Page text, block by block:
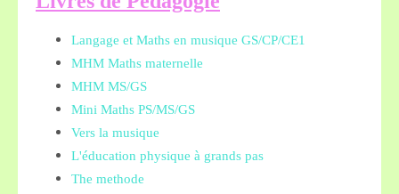
Langage et Maths en musique GS/CP/CE1
MHM Maths maternelle
MHM MS/GS
Mini Maths PS/MS/GS
Vers la musique
L'éducation physique à grands pas
The methode